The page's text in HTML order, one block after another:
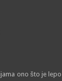
ono što je lepo